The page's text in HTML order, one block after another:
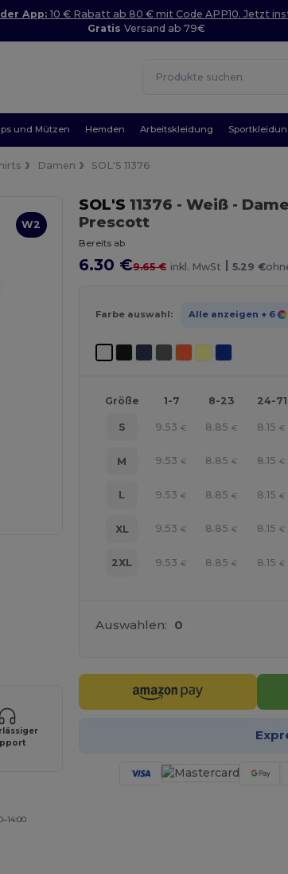
App: 10 € Rabatt ab 80 € mit Code APP10. Jetzt
GratisVersand ab 79€
und Mützen Hemden Arbeitskleidung
Damen SOL'S 11376
W2
SOL'S 11376 - Weiß-
Prescott
Bereits ab
6.30 €9.65 € inkl. MwSt | 5.29 €
Farbe auswahl: Alle anzeigen + 6
Größe 1-7 8-23 24-71
S 9.53 € 8.85 € 8.15 €
M 9.53 € 8.85 € 8.15 €
L 9.53 € 8.85 € 8.15 €
XL 9.53 € 8.85 € 8.15 €
2XL 9.53 € 8.85 € 8.15 €
Auswahlen: 0